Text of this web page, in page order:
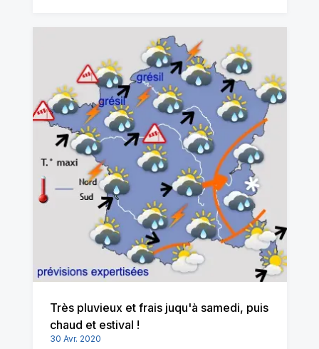
Très pluvieux et frais juqu'à samedi, puis
chaud et estival !
30 Avr. 2020